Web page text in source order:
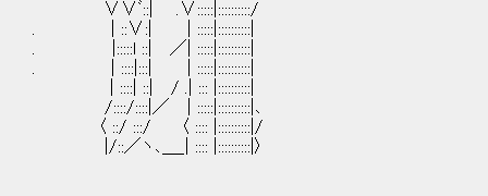
∨∨ﾞ::| .∨:::::|::::::::::/
. | ::∨:| | :::::|::::::::::|
. |:::::l ::| ／| :::::|::::::::::|
. | ::::|:::| | :::::|::::::::::|
| ::::| ::| / .| ::: |::::::::::|
/::::/::::|／ | :::::|::::::::::|､
〈 ::/ :::/ 〈 :::: |::::::::::|/
|/::／ヽ､＿_| :::: |::::::::::|〉